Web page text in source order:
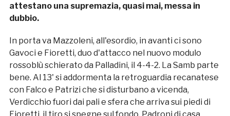
attestano una supremazia, quasi mai, messa in
dubbio.
In porta va Mazzoleni, all'esordio, in avanti ci sono
Gavoci e Fioretti, duo d'attacco nel nuovo modulo
rossoblù schierato da Palladini, il 4-4-2. La Samb parte
bene. Al 13' si addormenta la retroguardia recanatese
con Falco e Patrizi che si disturbano a vicenda,
Verdicchio fuori dai pali e sfera che arriva sui piedi di
Fioretti, il tiro si spegne sul fondo. Padroni di casa